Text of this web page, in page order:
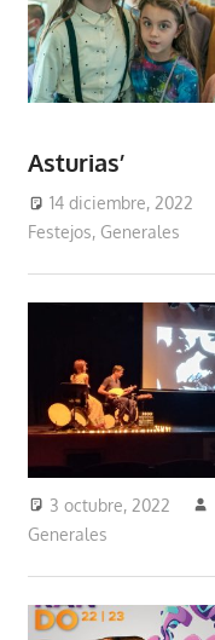
Asturias’
14 diciembre, 2022
Festejos, Generales
3 octubre, 2022
Generales